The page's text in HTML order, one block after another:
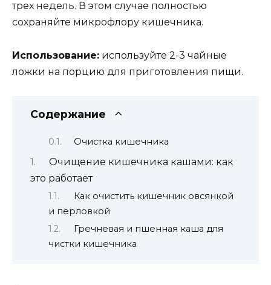
трех недель. В этом случае полностью
сохраняйте микрофлору кишечника.
Использование: используйте 2-3 чайные
ложки на порцию для приготовления пищи.
Содержание
Очистка кишечника
Очищение кишечника кашами: как
это работает
Как очистить кишечник овсянкой
и перловкой
Гречневая и пшенная каша для
чистки кишечника